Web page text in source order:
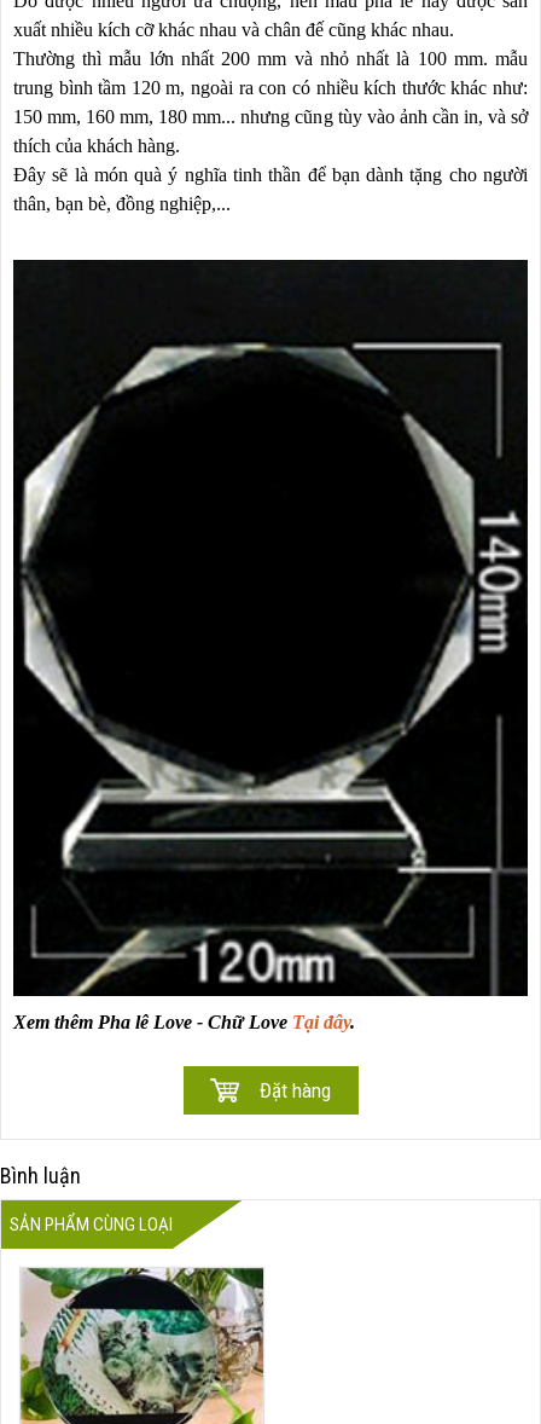
xuất nhiều kích cỡ khác nhau và chân đế cũng khác nhau.
Thường thì mẫu lớn nhất 200 mm và nhỏ nhất là 100 mm. mẫu
trung bình tầm 120 m, ngoài ra con có nhiều kích thước khác như:
150 mm, 160 mm, 180 mm... nhưng cũng tùy vào ảnh cần in, và sở
thích của khách hàng.
Đây sẽ là món quà ý nghĩa tinh thần để bạn dành tặng cho người
thân, bạn bè, đồng nghiệp,...
Xem thêm Pha lê Love - Chữ Love Tại đây.
Bình luận
SẢN PHẨM CÙNG LOẠI